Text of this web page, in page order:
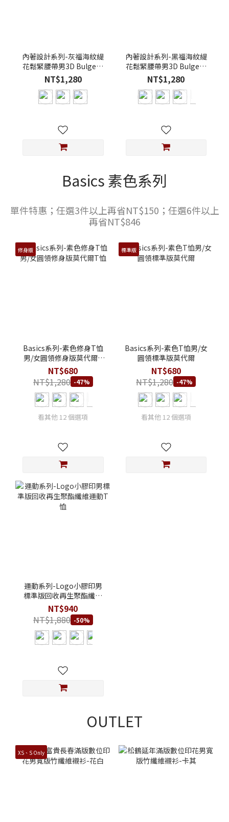
內著設計系列-灰福海紋緹
花鬆緊腰帶男3D Bulge囊
袋超彈性莫代爾四角內褲
NT$1,280
內著設計系列-黑福海紋緹
花鬆緊腰帶男3D Bulge囊
袋超彈性莫代爾四角內褲
NT$1,280
Basics 素色系列
單件特惠；任選3件以上再省NT$150；任選6件以上
再省NT$846
修身版
Basics系列-素色修身T恤
男/女圓領修身版莫代爾T
恤
NT$680
NT$1,280 -47%
看其他 12 個選項
標準版
Basics系列-素色T恤男/女
圓領標準版莫代爾
NT$680
NT$1,280 -47%
看其他 12 個選項
運動系列-Logo小膠印男
標準版回收再生聚酯纖維
運動T恤
NT$940
NT$1,880 -50%
OUTLET
XS、S Only